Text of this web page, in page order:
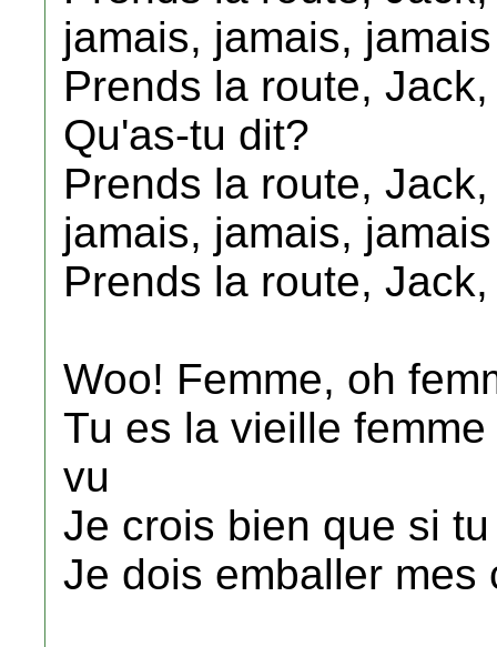
jamais, jamais, jamais
Prends la route,
Qu'as-tu dit?
Prends la route,
jamais, jamais, jamais
Prends la route,
Woo! Femme, oh
Tu es la vieille
vu
Je crois bien que si
Je dois emballer mes